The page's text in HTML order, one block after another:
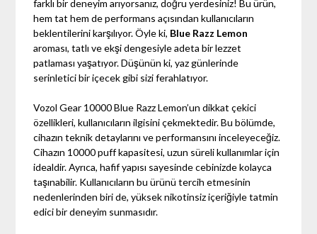
farklı bir deneyim arıyorsanız, doğru yerdesiniz! Bu ürün,
hem tat hem de performans açısından kullanıcıların
beklentilerini karşılıyor. Öyle ki, Blue Razz Lemon
aroması, tatlı ve ekşi dengesiyle adeta bir lezzet
patlaması yaşatıyor. Düşünün ki, yaz günlerinde
serinletici bir içecek gibi sizi ferahlatıyor.
Vozol Gear 10000 Blue Razz Lemon’un dikkat çekici
özellikleri, kullanıcıların ilgisini çekmektedir. Bu bölümde,
cihazın teknik detaylarını ve performansını inceleyeceğiz.
Cihazın 10000 puff kapasitesi, uzun süreli kullanımlar için
idealdir. Ayrıca, hafif yapısı sayesinde cebinizde kolayca
taşınabilir. Kullanıcıların bu ürünü tercih etmesinin
nedenlerinden biri de, yüksek nikotinsiz içeriğiyle tatmin
edici bir deneyim sunmasıdır.